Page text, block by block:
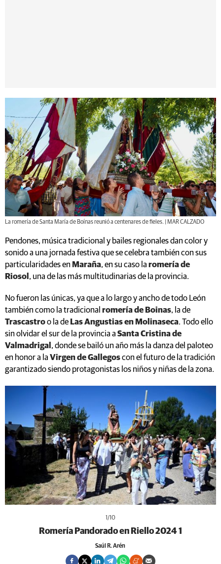
La romería de Santa María de Boínas reunió a centenares de fieles. | MAR CALZADO
Pendones, música tradicional y bailes regionales dan color y
sonido a una jornada festiva que se celebra también con sus
particularidades en Maraña, en su caso la romería de
Riosol, una de las más multitudinarias de la provincia.
No fueron las únicas, ya que a lo largo y ancho de todo León
también como la tradicional romería de Boinas, la de
Trascastroo la deLas Angustias en Molinaseca. Todo ello
sin olvidar el sur de la provincia a Santa Cristina de
Valmadrigal, donde se bailó un año más la danza del paloteo
en honor a la Virgen de Gallegoscon el futuro de la tradición
garantizado siendo protagonistas los niños y niñas de la zona.
1/10
Romería Pandorado en Riello 2024 1
Saúl R. Arén